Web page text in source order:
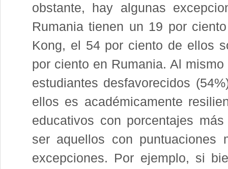
obstante, hay algunas
Rumania tienen un 19 por
Kong, el 54 por ciento de ellos
por ciento en Rumania. Al
estudiantes desfavorecidos
ellos es académicamente
educativos con porcentajes
ser aquellos con puntuaciones
excepciones. Por ejemplo, si